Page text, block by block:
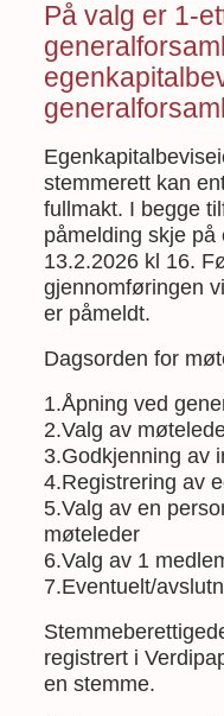
På valg er 1-
stemmerett kan
fullmakt. I begge
påmelding skje på
13.2.2026 kl 16.
gjennomføringen
er påmeldt.
Dagsorden for
1.Åpning ved
2.Valg av
3.Godkjenning av
4.Registrering av
5.Valg av en
møteleder
6.Valg av 1
7.Eventuelt/
registrert i
en stemme.